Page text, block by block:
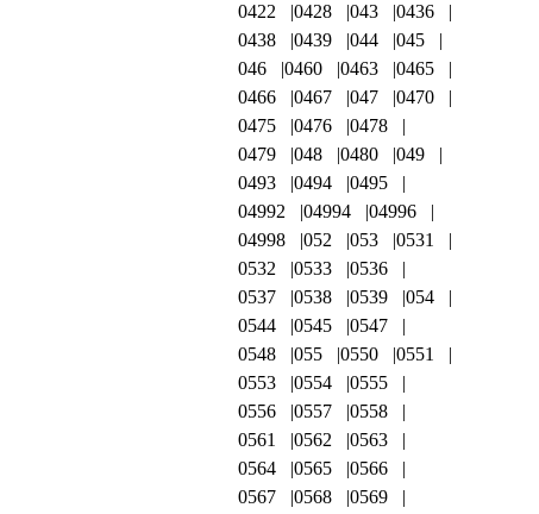
0422
0428 043
0436
0438
0439 044
045
046
0460 0463
0465
0466
0467 047
0470
0475
0476
0478
0479
048 0480
049
0493
0494
0495
04992
04994
04996
04998
052 053
0531
0532
0533
0536
0537
0538 0539
054
0544
0545
0547
0548
055 0550
0551
0553
0554
0555
0556
0557
0558
0561
0562
0563
0564
0565
0566
0567
0568
0569